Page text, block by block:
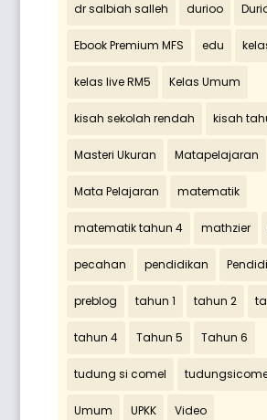
dr salbiah salleh durioo
Ebook Premium MFS edu
kelas live RM5 Kelas Umum
kisah sekolah rendah kisah
Masteri Ukuran Matapelajaran
Mata Pelajaran matematik
matematik tahun 4 mathzier
pecahan pendidikan
preblog tahun 1 tahun 2
tahun 4 Tahun 5 Tahun 6
tudung si comel
Umum UPKK Video